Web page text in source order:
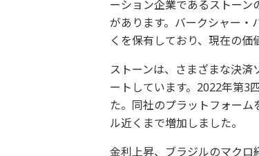
ーション企業であるストー
があります。バークシャー・
くを保有しており、現在の価
ストーンは、さまざまな決済
ートしています。2022年第3
た。同社のプラットフォー
ル近くまで増加しました。
金利上昇、ブラジルのマクロ